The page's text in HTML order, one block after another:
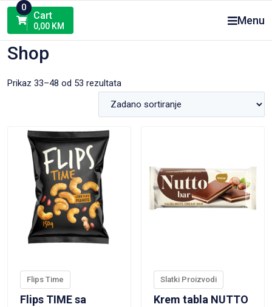
Skip
content
0
Cart
0,00 KM Menu
Shop
Prikaz 33–48 od 53 rezultata
Flips Time
Flips TIME sa
Slatki Proizvodi
Krem tabla NUTTO